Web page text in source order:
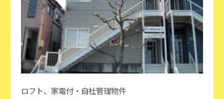
ロフト、家電付・自社管理物件